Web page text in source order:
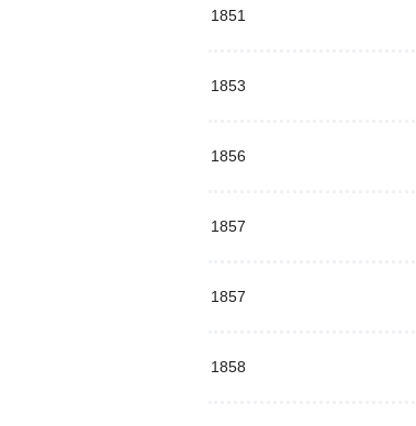
1851
1853
1856
1857
1857
1858